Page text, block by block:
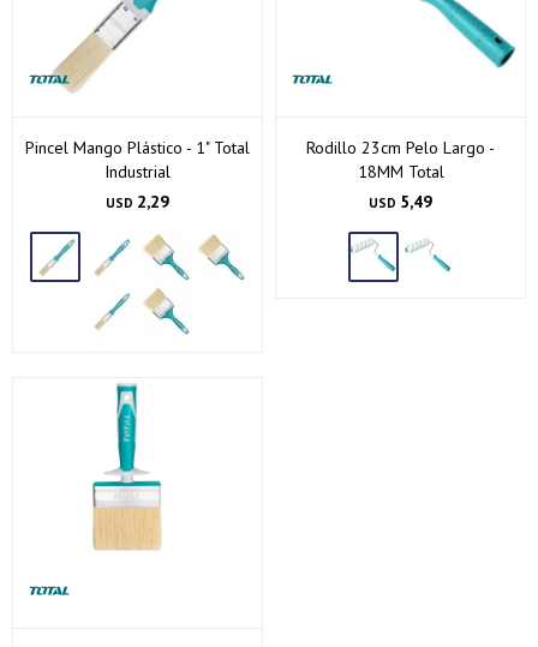
Pincel Mango Plástico - 1" Total
Industrial
USD 2,29
Rodillo 23cm Pelo Largo -
18MM Total
USD 5,49